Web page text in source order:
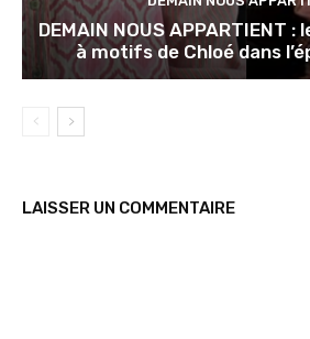
DEMAIN NOUS APPARTIENT
à motifs de Chloé dans
LAISSER UN COMMENTAIRE